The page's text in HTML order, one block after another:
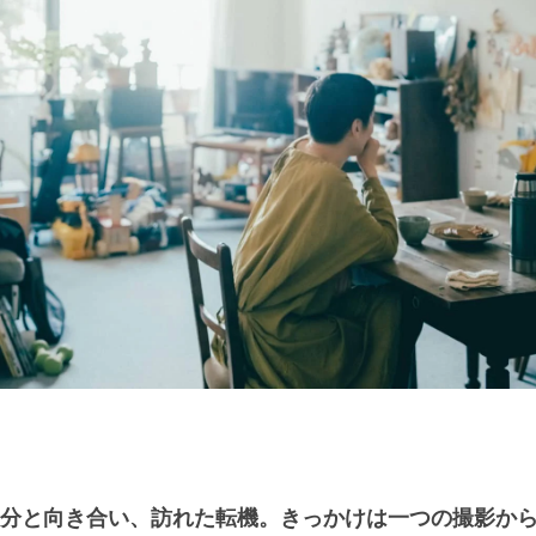
と向き合い、訪れた転機。 きっかけは一つの撮影か